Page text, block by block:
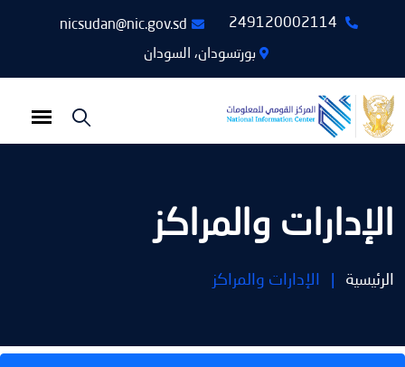
nicsudan@nic.gov.sd
بورتسودان، السودان
الإدارات والمراكز
الرئيسية الإدارات والمراكز